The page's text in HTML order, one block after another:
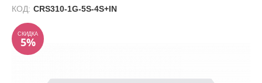
КОД: CRS310-1G-5S-4S+IN